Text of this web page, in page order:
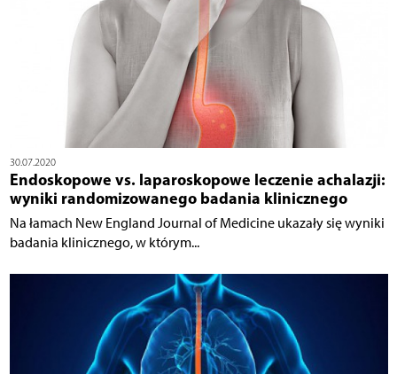
30.07.2020
Endoskopowe vs. laparoskopowe leczenie achalazji:
wyniki randomizowanego badania klinicznego
Na łamach New England Journal of Medicine ukazały się wyniki
badania klinicznego, w którym...